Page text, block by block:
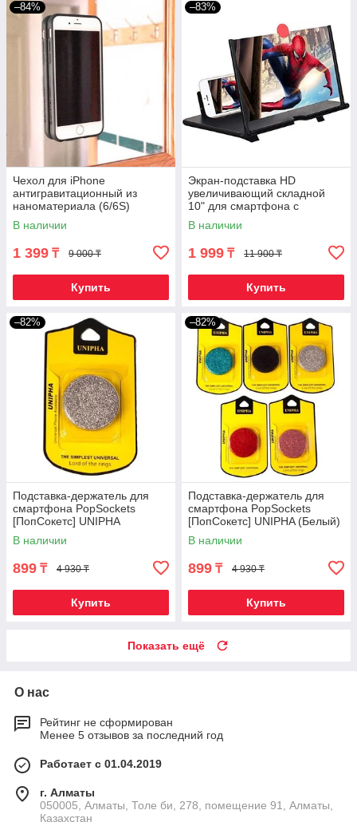
–84%
Чехол для iPhone
антигравитационный из
наноматериала (6/6S)
В наличии
1 399 ₸ 9 000 ₸
Купить
–83%
Экран-подставка HD
увеличивающий складной
10" для смартфона с
эффектом 3D
В наличии
1 999 ₸ 11 900 ₸
Купить
–82%
Подставка-держатель для
смартфона PopSockets
[ПопСокетс] UNIPHA
(Серебряный)
В наличии
899 ₸ 4 930 ₸
Купить
–82%
Подставка-держатель для
смартфона PopSockets
[ПопСокетс] UNIPHA (Белый)
В наличии
899 ₸ 4 930 ₸
Купить
Показать ещё
О нас
Рейтинг не сформирован
Менее 5 отзывов за последний год
Работает с 01.04.2019
г. Алматы
050005, Алматы, Толе би, 278, помещение 91, Алматы,
Казахстан